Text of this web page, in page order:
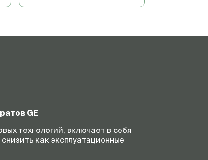
GE
технологий, включает в себя
как эксплуатационные